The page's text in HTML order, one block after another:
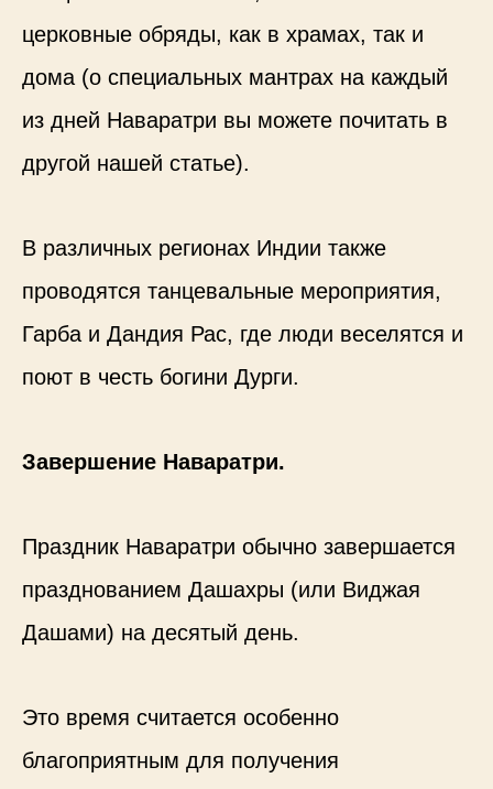
церковные обряды, как в храмах, так и
дома (о специальных мантрах на каждый
из дней Наваратри вы можете почитать в
другой нашей статье).
В различных регионах Индии также
проводятся танцевальные мероприятия,
Гарба и Дандия Рас, где люди веселятся и
поют в честь богини Дурги.
Завершение Наваратри.
Праздник Наваратри обычно завершается
празднованием Дашахры (или Виджая
Дашами) на десятый день.
Это время считается особенно
благоприятным для получения